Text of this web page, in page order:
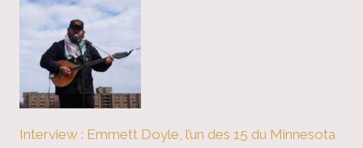
Interview : Emmett Doyle, l’un des 15 du Minnesota